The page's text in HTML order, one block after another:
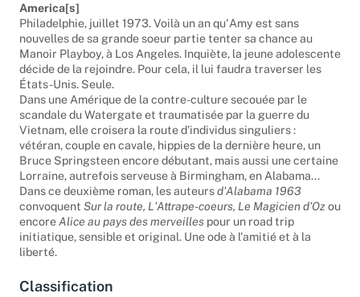
America[s]
Philadelphie, juillet 1973. Voilà un an qu'Amy est sans
nouvelles de sa grande soeur partie tenter sa chance au
Manoir Playboy, à Los Angeles. Inquiète, la jeune adolescente
décide de la rejoindre. Pour cela, il lui faudra traverser les
États-Unis. Seule.
Dans une Amérique de la contre-culture secouée par le
scandale du Watergate et traumatisée par la guerre du
Vietnam, elle croisera la route d'individus singuliers :
vétéran, couple en cavale, hippies de la dernière heure, un
Bruce Springsteen encore débutant, mais aussi une certaine
Lorraine, autrefois serveuse à Birmingham, en Alabama...
Dans ce deuxième roman, les auteursd'Alabama 1963
convoquent Sur la route, L'Attrape-coeurs, Le Magicien d'Ozou
encoreAlice au pays des merveilles pour un road trip
initiatique, sensible et original. Une ode à l'amitié et à la
liberté.
Classification